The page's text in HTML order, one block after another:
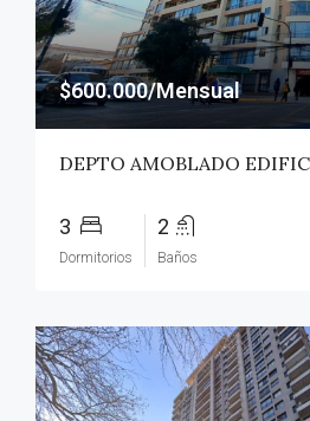
$600.000/Mensual
3
Dormitorios
2
Baños